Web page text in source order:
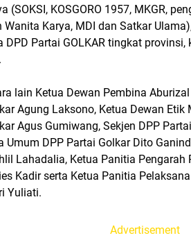
(SOKSI, KOSGORO 1957, MKGR,
Wanita Karya, MDI dan Satkar
DPD Partai GOLKAR tingkat
lain Ketua Dewan Pembina
Agung Laksono, Ketua Dewan
Agus Gumiwang, Sekjen DPP
Umum DPP Partai Golkar Dito
Lahadalia, Ketua Panitia Pengarah
Kadir serta Ketua Panitia
Yuliati.
Advertisement